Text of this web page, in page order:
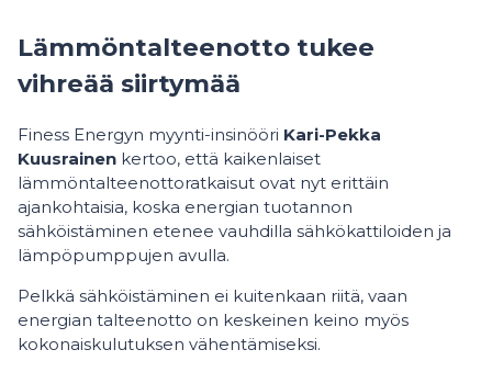
Lämmöntalteenotto tukee
vihreää siirtymää
Finess Energyn myynti-insinööri Kari-Pekka
Kuusrainen kertoo, että kaikenlaiset
lämmöntalteenottoratkaisut ovat nyt erittäin
ajankohtaisia, koska energian tuotannon
sähköistäminen etenee vauhdilla sähkökattiloiden ja
lämpöpumppujen avulla.
Pelkkä sähköistäminen ei kuitenkaan riitä, vaan
energian talteenotto on keskeinen keino myös
kokonaiskulutuksen vähentämiseksi.